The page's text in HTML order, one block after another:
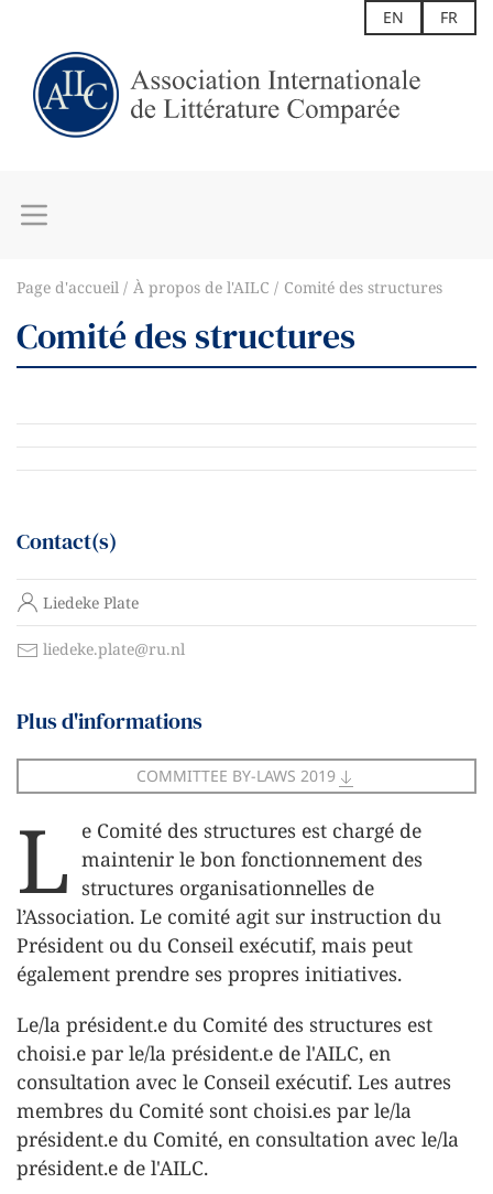
EN FR
Page d'accueil À propos de l'AILC Comité des structures
Comité des structures
Contact(s)
N
o
Liedeke Plate
C
t
c
t
liedeke.plate@ru.nl
Plus d'informations
COMMITTEE BY-LAWS 2019
L e Comité des structures est chargé de
maintenir le bon fonctionnement des
structures organisationnelles de
l’Association. Le comité agit sur instruction du
Président ou du Conseil exécutif, mais peut
également prendre ses propres initiatives.
Le/la président.e du Comité des structures est
choisi.e par le/la président.e de l'AILC, en
consultation avec le Conseil exécutif. Les autres
membres du Comité sont choisi.es par le/la
président.e du Comité, en consultation avec le/la
président.e de l'AILC.